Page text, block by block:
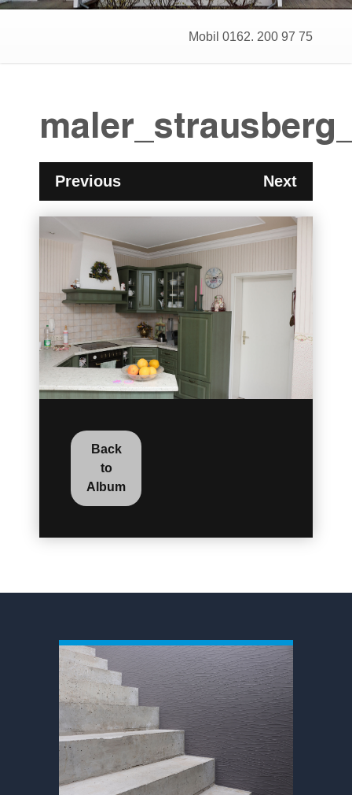
Mobil 0162. 200 97 75
Previous Next
Back
to
Album